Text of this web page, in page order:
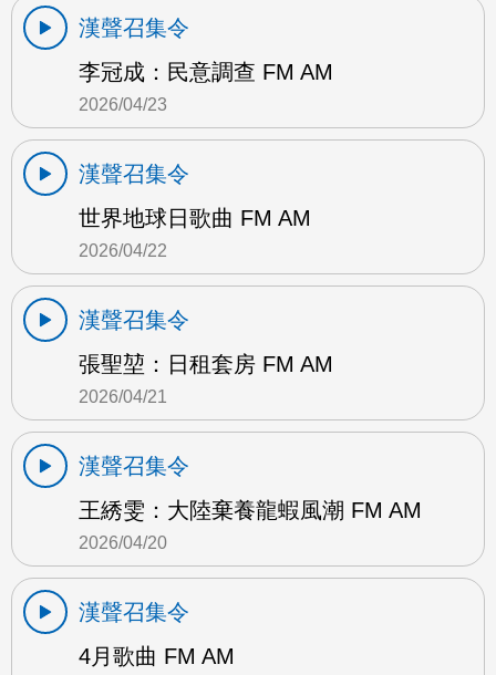
漢聲召集令
李冠成：民意調查 FM AM
2026/04/23
漢聲召集令
世界地球日歌曲 FM AM
2026/04/22
漢聲召集令
張聖堃：日租套房 FM AM
2026/04/21
漢聲召集令
王綉雯：大陸棄養龍蝦風潮 FM AM
2026/04/20
漢聲召集令
4月歌曲 FM AM